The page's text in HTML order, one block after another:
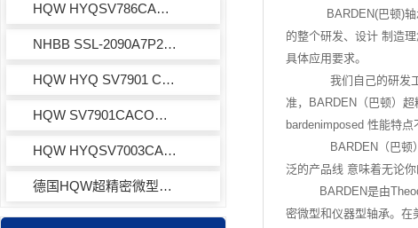
HQW HYQSV786CACOWA7EQLD角接触球轴承
NHBB SSL-2090A7P25L01深沟球轴承
HQW HYQ SV7901 C FvLLB ACO TA角接触球轴承
HQW SV7901CACOWA7EQLD角接触球轴承
HQW HYQSV7003CACOWA7EQLD角接触球轴承
德国HQW超精密微型球轴承SV724C2VZTA
BARDEN(巴顿)轴
的整个研发、设计 制造
具体应用要求。
我们自己的研发工
准，BARDEN（巴顿）
bardenimposed 性能特
BARDEN（巴顿）
泛的产品线 意味着无论
BARDEN是由
密微型和仪器型轴承。